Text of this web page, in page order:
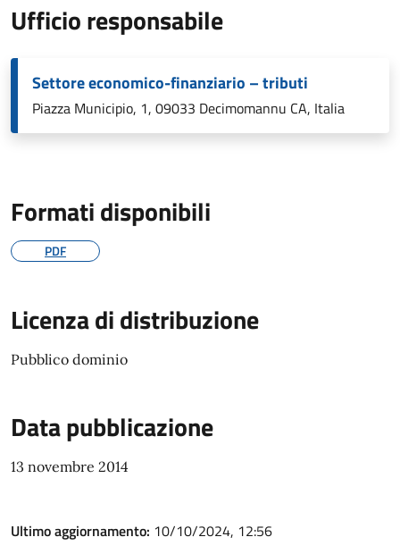
Ufficio responsabile
Settore economico-finanziario – tributi
Piazza Municipio, 1, 09033 Decimomannu CA, Italia
Formati disponibili
PDF
Licenza di distribuzione
Pubblico dominio
Data pubblicazione
13 novembre 2014
Ultimo aggiornamento: 10/10/2024, 12:56